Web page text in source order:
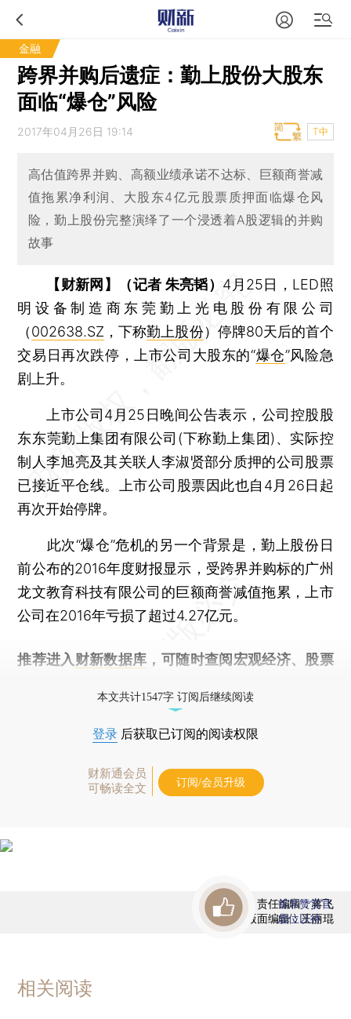
金融
跨界并购后遗症：勤上股份大股东
面临“爆仓”风险
2017年04月26日 19:14 T中
高估值跨界并购、高额业绩承诺不达标、巨额商誉减
值拖累净利润、大股东4亿元股票质押面临爆仓风
险，勤上股份完整演绎了一个浸透着A股逻辑的并购
故事
【财新网】（记者 朱亮韬） 4月25日，LED照
明设备制造商东莞勤上光电股份有限公司
（002638.SZ ，下称勤上股份）停牌80天后的首个
交易日再次跌停，上市公司大股东的“爆仓”风险急
剧上升。
上市公司4月25日晚间公告表示，公司控股股
东东莞勤上集团有限公司(下称勤上集团)、实际控
制人李旭亮及其关联人李淑贤部分质押的公司股票
已接近平仓线。上市公司股票因此也自4月26日起
再次开始停牌。
此次“爆仓”危机的另一个背景是，勤上股份日
前公布的2016年度财报显示，受跨界并购标的广州
龙文教育科技有限公司的巨额商誉减值拖累，上市
公司在2016年亏损了超过4.27亿元。
推荐进入 财新数据库 ，可随时查阅宏观经济、股票
本文共计1547字 订阅后继续阅读
登录 后获取已订阅的阅读权限
财新通会员
可畅读全文
订阅/会员升级
责任编辑：蒋飞
版面编辑：王丽琨
首席赞赏官
虚位以待
相关阅读